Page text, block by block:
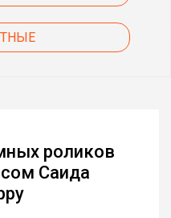
роликов
Саида